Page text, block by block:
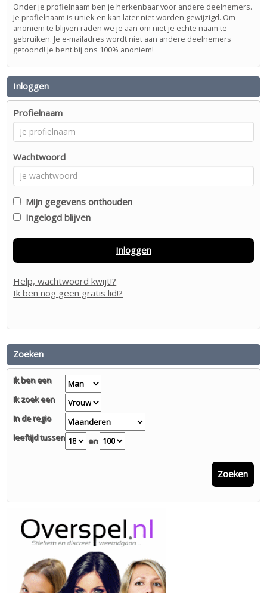
Onder je profielnaam ben je herkenbaar voor andere deelnemers.
Je profielnaam is uniek en kan later niet worden gewijzigd. Om
anoniem te blijven raden we je aan om niet je echte naam te
gebruiken. Je e-mailadres wordt niet aan andere deelnemers
getoond! Je bent bij ons 100% anoniem!
Inloggen
Profielnaam
Wachtwoord
Mijn gegevens onthouden
Ingelogd blijven
Inloggen
Help, wachtwoord kwijt!?
Ik ben nog geen gratis lid!?
Zoeken
Ik ben een
Ik zoek een
In de regio
leeftijd tussen
en
Zoeken